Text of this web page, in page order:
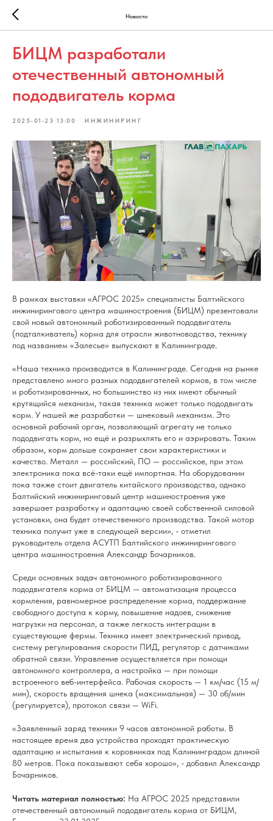
Новости
БИЦМ разработали
отечественный автономный
пододвигатель корма
2025-01-23 13:00 ИНЖИНИРИНГ
В рамках выставки «АГРОС 2025» специалисты Балтийского
инжинирингового центра машиностроения (БИЦМ) презентовали
свой новый автономный роботизированный пододвигатель
(подталкиватель) корма для отрасли животноводства, технику
под названием «Залесье» выпускают в Калининграде.
«Наша техника производится в Калининграде. Сегодня на рынке
представлено много разных пододвигателей кормов, в том числе
и роботизированных, но большинство из них имеют обычный
крутящийся механизм, такая техника может только пододвигать
корм. У нашей же разработки — шнековый механизм. Это
основной рабочий орган, позволяющий агрегату не только
пододвигать корм, но ещё и разрыхлять его и аэрировать. Таким
образом, корм дольше сохраняет свои характеристики и
качество. Металл — российский, ПО — российское, при этом
электроника пока всё-таки ещё импортная. На оборудовании
пока также стоит двигатель китайского производства, однако
Балтийский инжиниринговый центр машиностроения уже
завершает разработку и адаптацию своей собственной силовой
установки, она будет отечественного производства. Такой мотор
техника получит уже в следующей версии», - отметил
руководитель отдела АСУТП Балтийского инжинирингового
центра машиностроения Александр Бочарников.
Среди основных задач автономного роботизированного
пододвигателя корма от БИЦМ — автоматизация процесса
кормления, равномерное распределение корма, поддержание
свободного доступа к корму, повышение надоев, снижение
нагрузки на персонал, а также легкость интеграции в
существующие фермы. Техника имеет электрический привод,
систему регулирования скорости ПИД, регулятор с датчиками
обратной связи. Управление осуществляется при помощи
автономного контроллера, а настройка — при помощи
встроенного веб-интерфейса. Рабочая скорость — 1 км/час (15 м/
мин), скорость вращения шнека (максимальная) — 30 об/мин
(регулируется), протокол связи — WiFi.
«Заявленный заряд техники 9 часов автономной работы. В
настоящее время два устройства проходят практическую
адаптацию и испытания к коровниках под Калининградом длиной
80 метров. Пока показывают себя хорошо», - добавил Александр
Бочарников.
Читать материал полностью: На АГРОС 2025 представили
отечественный автономный пододвигатель корма от БИЦМ,